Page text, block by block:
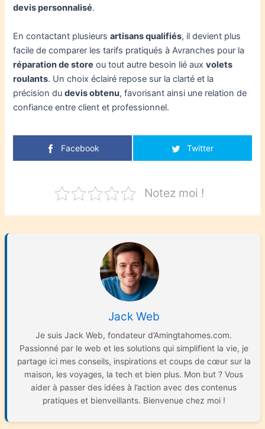
devis personnalisé.
En contactant plusieursartisans qualifiés, il devient plus
facile de comparer les tarifs pratiqués à Avranches pour la
réparation de store ou tout autre besoin lié auxvolets
roulants. Un choix éclairé repose sur la clarté et la
précision dudevis obtenu, favorisant ainsi une relation de
confiance entre client et professionnel.
Facebook Twitter
Notez moi !
Jack Web
Je suis Jack Web, fondateur d’Amingtahomes.com.
Passionné par le web et les solutions qui simplifient la vie, je
partage ici mes conseils, inspirations et coups de cœur sur la
maison, les voyages, la tech et bien plus. Mon but ? Vous
aider à passer des idées à l’action avec des contenus
pratiques et bienveillants. Bienvenue chez moi !